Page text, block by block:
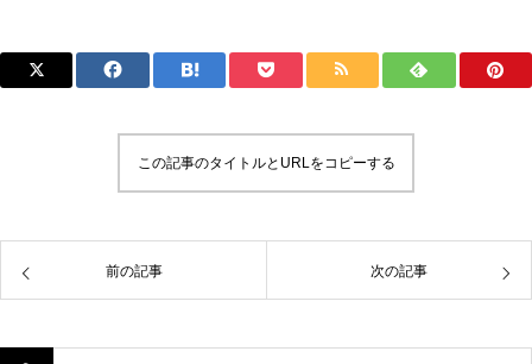
この記事のタイトルとURLをコピーする
前の記事 次の記事